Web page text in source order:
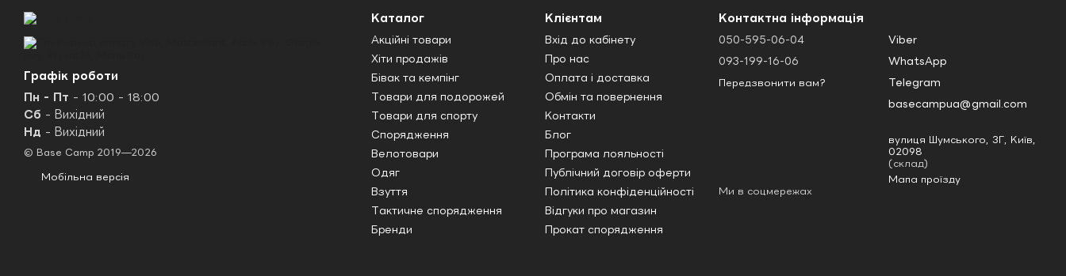
Графік роботи
Пн - Пт - 10:00 - 18:00
Сб - Вихідний
Нд - Вихідний
© Base Camp 2019—2026
Мобільна версія
Каталог
Акційні товари
Хіти продажів
Бівак та кемпінг
Товари для подорожей
Товари для спорту
Спорядження
Велотовари
Одяг
Взуття
Тактичне спорядження
Бренди
Клієнтам
Вхід до кабінету
Про нас
Оплата і доставка
Обмін та повернення
Контакти
Блог
Програма лояльності
Публічний договір оферти
Політика конфіденційності
Відгуки про магазин
Прокат спорядження
Контактна інформація
050-595-06-04
093-199-16-06
Передзвонити вам?
Viber
WhatsApp
Telegram
basecampua@gmail.com
вулиця Шумського, 3Г, Київ,
02098
(склад)
Мапа проїзду
Ми в соцмережах